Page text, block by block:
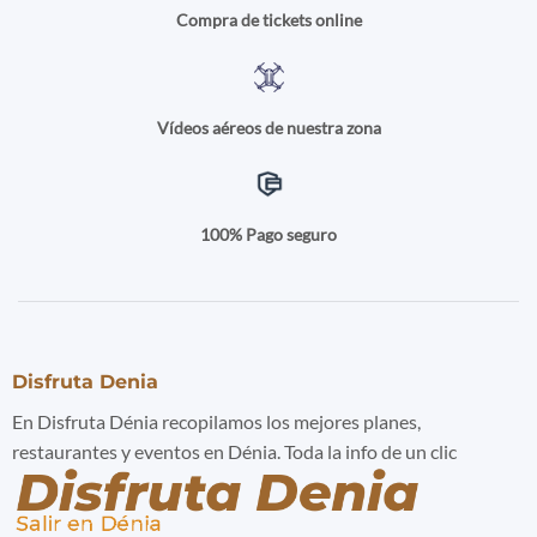
Compra de tickets online
Vídeos aéreos de nuestra zona
100% Pago seguro
Disfruta Denia
En Disfruta Dénia recopilamos los mejores planes,
restaurantes y eventos en Dénia. Toda la info de un clic